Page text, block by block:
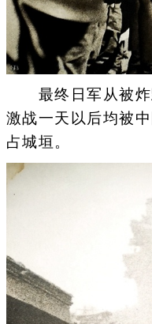
最终日军从被炸
激战一天以后均被
占城垣。